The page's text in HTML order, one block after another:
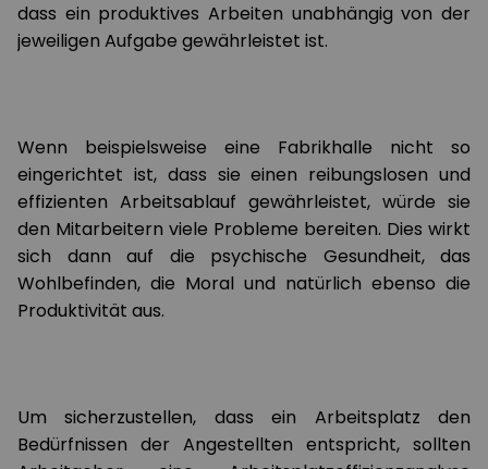
dass ein produktives Arbeiten unabhängig von der
jeweiligen Aufgabe gewährleistet ist.
Wenn beispielsweise eine Fabrikhalle nicht so
eingerichtet ist, dass sie einen reibungslosen und
effizienten Arbeitsablauf gewährleistet, würde sie
den Mitarbeitern viele Probleme bereiten. Dies wirkt
sich dann auf die psychische Gesundheit, das
Wohlbefinden, die Moral und natürlich ebenso die
Produktivität aus.
Um sicherzustellen, dass ein Arbeitsplatz den
Bedürfnissen der Angestellten entspricht, sollten